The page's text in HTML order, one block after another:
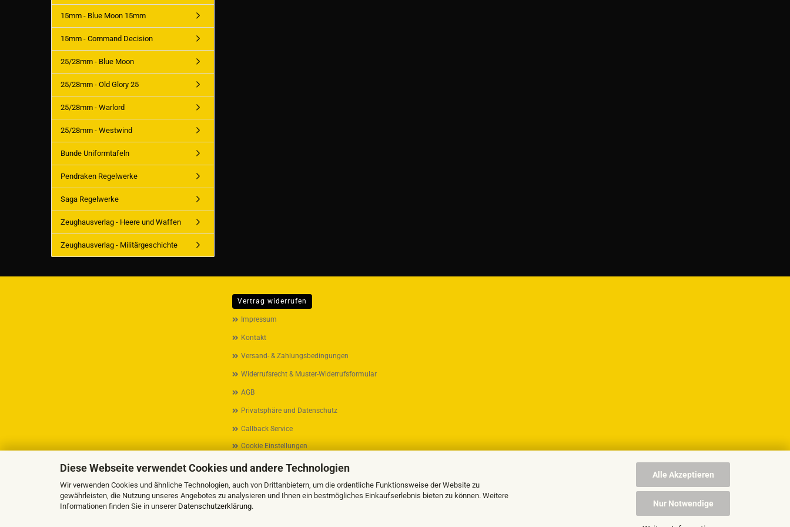
Diese Webseite verwendet Cookies und andere Technologien
Wir verwenden Cookies und ähnliche Technologien, auch von Drittanbietern, um die ordentliche Funktionsweise der Website zu
gewährleisten, die Nutzung unseres Angebotes zu analysieren und Ihnen ein bestmögliches Einkaufserlebnis bieten zu können. Weitere
Informationen finden Sie in unserer Datenschutzerklärung.
Alle Akzeptieren
Nur Notwendige
15mm - Blue Moon 15mm
15mm - Command Decision
25/28mm - Blue Moon
25/28mm - Old Glory 25
25/28mm - Warlord
25/28mm - Westwind
Bunde Uniformtafeln
Pendraken Regelwerke
Saga Regelwerke
Zeughausverlag - Heere und Waffen
Zeughausverlag - Militärgeschichte
MEHR ÜBER...
Impressum
Kontakt
Versand- & Zahlungsbedingungen
Widerrufsrecht & Muster-Widerrufsformular
AGB
Privatsphäre und Datenschutz
Callback Service
Cookie Einstellungen
Vertrag widerrufen